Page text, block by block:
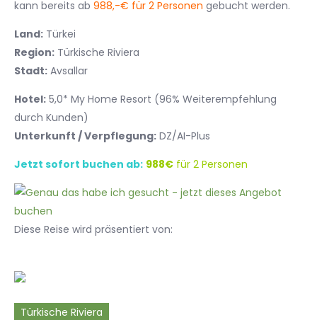
kann bereits ab 988,-€ für 2 Personen gebucht werden.
Land: Türkei
Region: Türkische Riviera
Stadt: Avsallar
Hotel: 5,0* My Home Resort (96% Weiterempfehlung
durch Kunden)
Unterkunft / Verpflegung: DZ/AI-Plus
Jetzt sofort buchen ab: 988€ für 2 Personen
Diese Reise wird präsentiert von:
Türkische Riviera